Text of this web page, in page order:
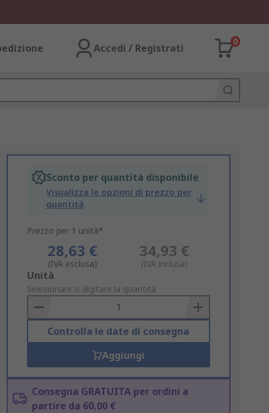
Accedi / Registrati
0
Sconto per quantità disponibile
Visualizza le opzioni di prezzo per
quantità
Prezzo per 1 unità*
28,63 €
(IVA esclusa)
34,93 €
(IVA inclusa)
Add
to
Basket
Unità
Selezionare o digitare la quantità
Controlla le date di consegna
Aggiungi
Consegna GRATUITA per ordini a
partire da 60,00 €